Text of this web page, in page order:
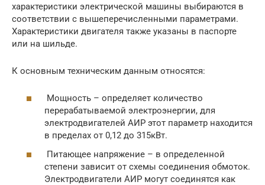
характеристики электрической машины выбираются в
соответствии с вышеперечисленными параметрами.
Характеристики двигателя также указаны в паспорте
или на шильде.
К основным техническим данным относятся:
Мощность – определяет количество
перерабатываемой электроэнергии, для
электродвигателей АИР этот параметр находится
в пределах от 0,12 до 315кВт.
Питающее напряжение – в определенной
степени зависит от схемы соединения обмоток.
Электродвигатели АИР могут соединятся как